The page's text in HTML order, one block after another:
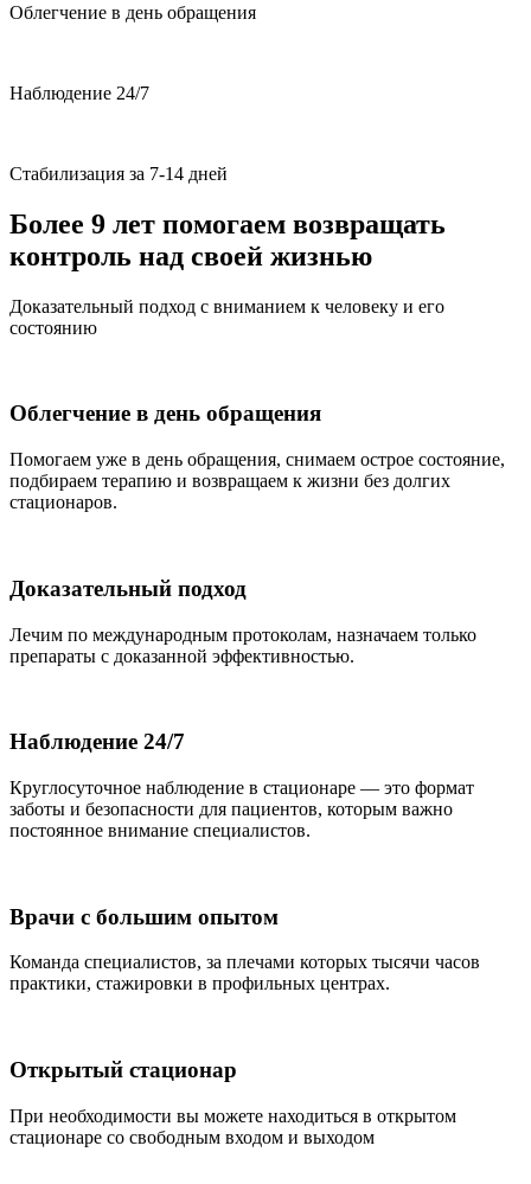
Облегчение в день обращения
Наблюдение 24/7
Стабилизация за 7-14 дней
Более 9 лет помогаем возвращать
контроль над своей жизнью
Доказательный подход с вниманием к человеку и его
состоянию
Облегчение в день обращения
Помогаем уже в день обращения, снимаем острое состояние,
подбираем терапию и возвращаем к жизни без долгих
стационаров.
Доказательный подход
Лечим по международным протоколам, назначаем только
препараты с доказанной эффективностью.
Наблюдение 24/7
Круглосуточное наблюдение в стационаре — это формат
заботы и безопасности для пациентов, которым важно
постоянное внимание специалистов.
Врачи с большим опытом
Команда специалистов, за плечами которых тысячи часов
практики, стажировки в профильных центрах.
Открытый стационар
При необходимости вы можете находиться в открытом
стационаре со свободным входом и выходом